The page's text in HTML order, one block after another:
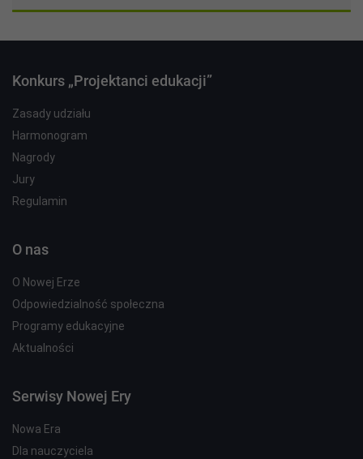
Konkurs „Projektanci edukacji”
Zasady udziału
Harmonogram
Nagrody
Jury
Regulamin
O nas
O Nowej Erze
Odpowiedzialność społeczna
Programy edukacyjne
Aktualności
Serwisy Nowej Ery
Nowa Era
Dla nauczyciela